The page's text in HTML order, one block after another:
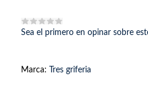
Sea el primero en opinar sobre
Marca: Tres griferia